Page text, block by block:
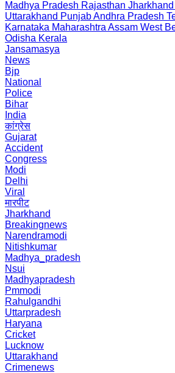
Madhya Pradesh Rajasthan Jharkhand
Uttarakhand PunjabAndhra Pradesh
Karnataka Maharashtra Assam West
Odisha Kerala
Jansamasya
News
Bjp
National
Police
Bihar
India
कांग्रेस
Gujarat
Accident
Congress
Modi
Delhi
Viral
मारपीट
Jharkhand
Breakingnews
Narendramodi
Nitishkumar
Madhya_pradesh
Nsui
Madhyapradesh
Pmmodi
Rahulgandhi
Uttarpradesh
Haryana
Cricket
Lucknow
Uttarakhand
Crimenews